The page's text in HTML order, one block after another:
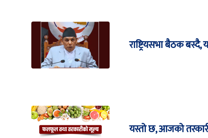
राष्ट्रियसभा बैठक
यस्तो छ, आजको